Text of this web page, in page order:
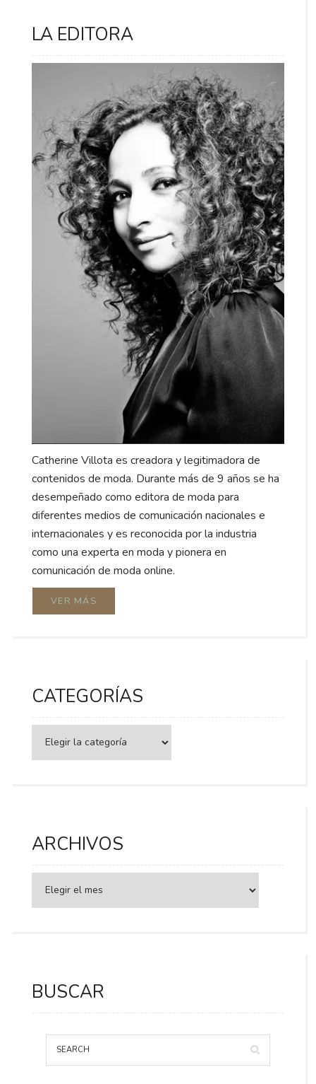
LA EDITORA
Catherine Villota es creadora y legitimadora de
contenidos de moda. Durante más de 9 años se ha
desempeñado como editora de moda para
diferentes medios de comunicación nacionales e
internacionales y es reconocida por la industria
como una experta en moda y pionera en
comunicación de moda online.
VER MÁS
CATEGORÍAS
ARCHIVOS
BUSCAR